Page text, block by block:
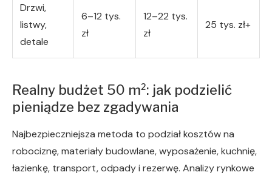
Drzwi,
listwy,
detale
6–12 tys.
zł
12–22 tys.
zł
25 tys. zł+
Realny budżet 50 m²: jak podzielić
pieniądze bez zgadywania
Najbezpieczniejsza metoda to podział kosztów na
robociznę, materiały budowlane, wyposażenie, kuchnię,
łazienkę, transport, odpady i rezerwę. Analizy rynkowe